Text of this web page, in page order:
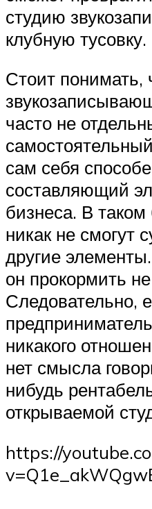
студию
клубную тусовку.
Стоит понимать,
часто не
сам себя
составляющий
бизнеса. В таком
никак не смогут
другие
он прокормить
Следовательно,
никакого
нет смысла
нибудь
открываемой
https://